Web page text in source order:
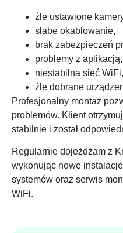
źle ustawione
słabe okablowanie,
brak zabezpieczeń
problemy z aplikacją,
niestabilna sieć WiFi,
źle dobrane
Profesjonalny montaż
problemów. Klient
stabilnie i został
Regularnie dojeżdżam z
wykonując nowe
systemów oraz serwis
WiFi.